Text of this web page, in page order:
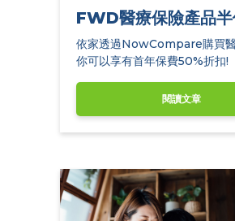
FWD醫療保險產品
依家透過NowCompare購買醫
你可以享有首年保費50%折扣!
閱讀文章